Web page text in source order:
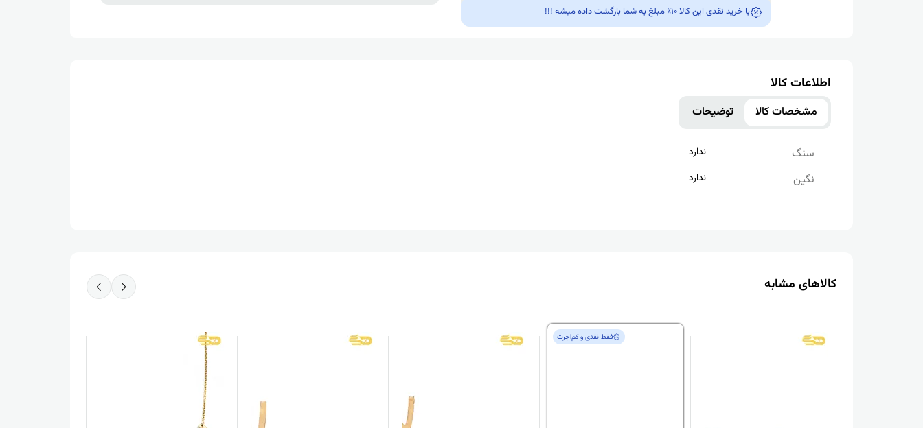
با خرید نقدی این کالا 10٪ مبلغ به شما بازگشت داده میشه !!!
اطلاعات کالا
مشخصات کالا توضیحات
سنگ ندارد
نگین ندارد
کالاهای مشابه
فقط‌ نقدی و کم‌اجرت